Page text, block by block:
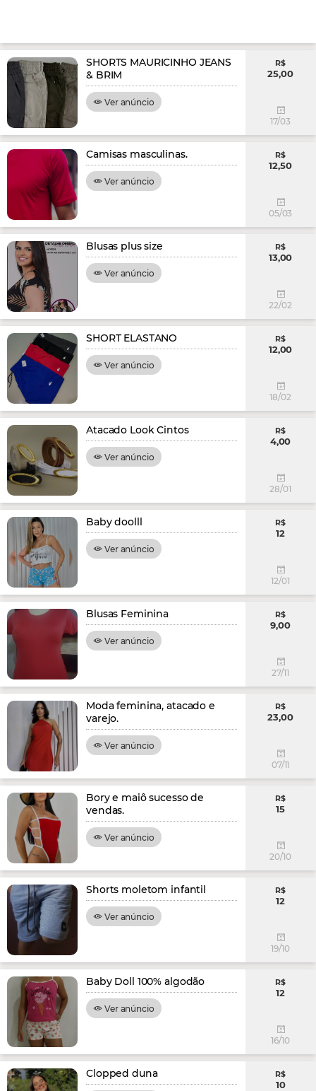
SHORTS MAURICINHO JEANS
& BRIM
Ver anúncio
R$
25,00
17/03
Camisas masculinas.
Ver anúncio
R$
12,50
05/03
Blusas plus size
Ver anúncio
R$
13,00
22/02
SHORT ELASTANO
Ver anúncio
R$
12,00
18/02
Atacado Look Cintos
Ver anúncio
R$
4,00
28/01
Baby doolll
Ver anúncio
R$
12
12/01
Blusas Feminina
Ver anúncio
R$
9,00
27/11
Moda feminina, atacado e
varejo.
Ver anúncio
R$
23,00
07/11
Bory e maiô sucesso de
vendas.
Ver anúncio
R$
15
20/10
Shorts moletom infantil
Ver anúncio
R$
12
19/10
Baby Doll 100% algodão
Ver anúncio
R$
12
16/10
Clopped duna R$
10